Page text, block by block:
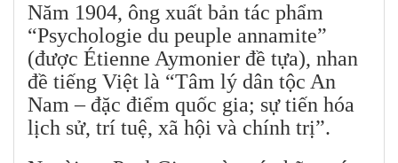
Năm 1904, ông xuất bản tác phẩm
“Psychologie du peuple annamite”
(được Étienne Aymonier đề tựa), nhan
đề tiếng Việt là “Tâm lý dân tộc An
Nam – đặc điểm quốc gia; sự tiến hóa
lịch sử, trí tuệ, xã hội và chính trị”.